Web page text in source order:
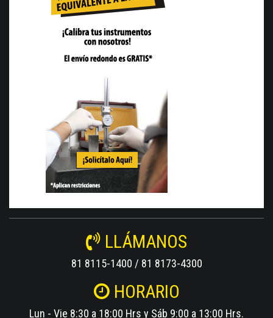
LLÁMANOS
81 8115-1400 / 81 8173-4300
HORARIO
Lun - Vie 8:30 a 18:00 Hrs y Sáb 9:00 a 13:00 Hrs.